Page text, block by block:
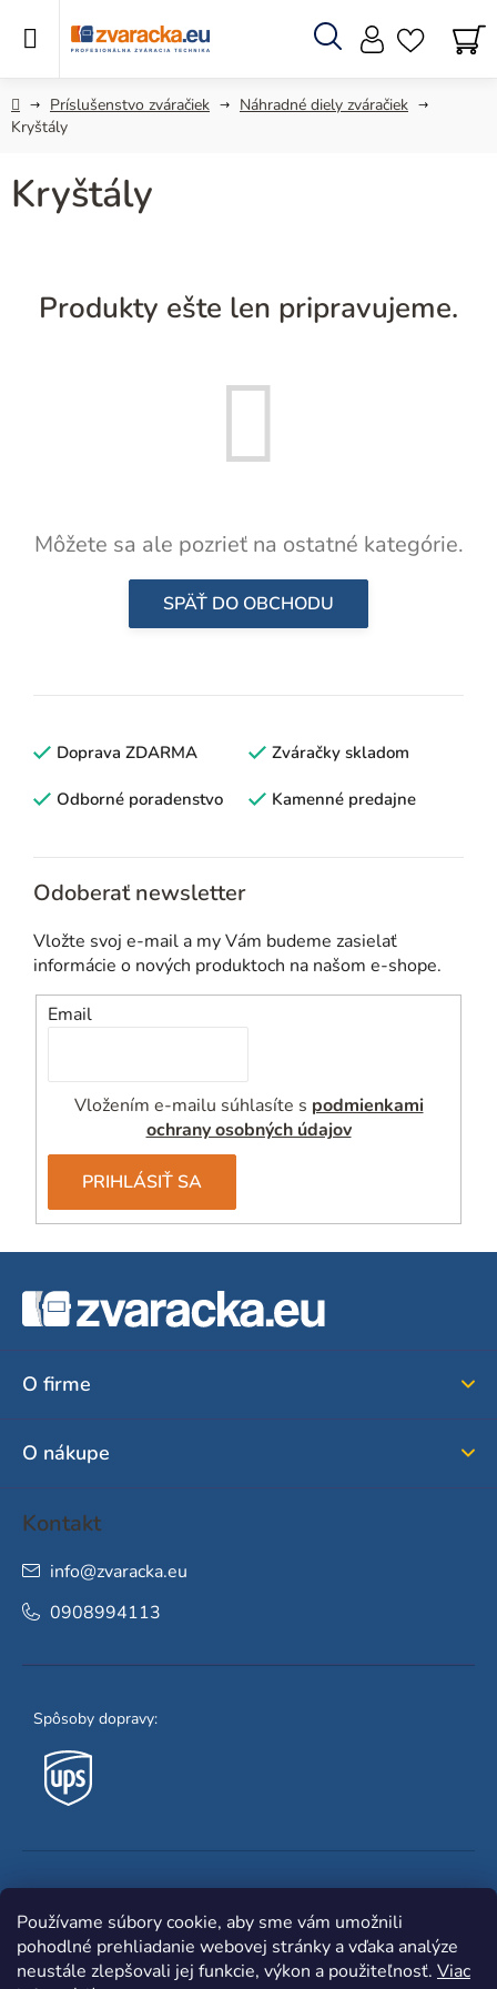
Používame súbory cookie, aby sme vám umožnili
pohodlné prehliadanie webovej stránky a vďaka analýze
neustále zlepšovali jej funkcie, výkon a použiteľnosť. Viac
Hľadať
DomovPríslušenstvo zváračiek
Náhradné diely zváračiek
Kryštály
Kryštály
Produkty ešte len pripravujeme.
Môžete sa ale pozrieť na ostatné kategórie.
SPÄŤ DO OBCHODU
Doprava ZDARMA Zváračky skladom
Odborné poradenstvo Kamenné predajne
Odoberať newsletter
Vložte svoj e-mail a my Vám budeme zasielať
informácie o nových produktoch na našom e-shope.
Email
Vložením e-mailu súhlasíte s podmienkami
ochrany osobných údajov
PRIHLÁSIŤ SA
O firme
O nákupe
Kontakt
info@zvaracka.eu
0908994113
Spôsoby dopravy: